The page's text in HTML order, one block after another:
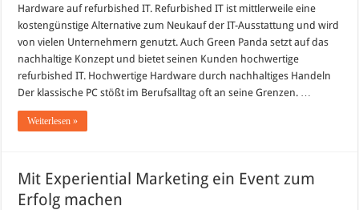
Hardware auf refurbished IT. Refurbished IT ist mittlerweile eine
kostengünstige Alternative zum Neukauf der IT-Ausstattung und wird
von vielen Unternehmern genutzt. Auch Green Panda setzt auf das
nachhaltige Konzept und bietet seinen Kunden hochwertige
refurbished IT. Hochwertige Hardware durch nachhaltiges Handeln
Der klassische PC stößt im Berufsalltag oft an seine Grenzen. …
Weiterlesen »
Mit Experiential Marketing ein Event zum
Erfolg machen